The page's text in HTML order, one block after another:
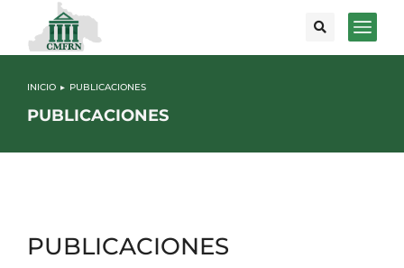
Estás aquí:
INICIO PUBLICACIONES
PUBLICACIONES
PUBLICACIONES